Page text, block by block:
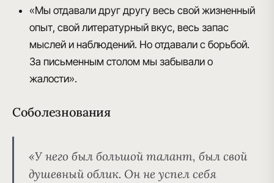
«Мы отдавали друг другу весь свой жизненный
опыт, свой литературный вкус, весь запас
мыслей и наблюдений. Но отдавали с борьбой.
За письменным столом мы забывали о
жалости».
Соболезнования
«У него был большой талант, был свой
душевный облик. Он не успел себя